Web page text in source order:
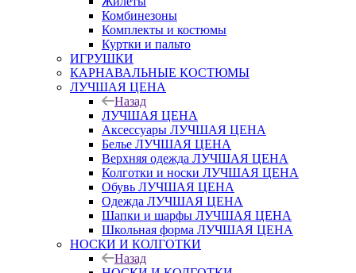
Комбинезоны
Комплекты и костюмы
Куртки и пальто
ИГРУШКИ
КАРНАВАЛЬНЫЕ КОСТЮМЫ
ЛУЧШАЯ ЦЕНА
Назад
ЛУЧШАЯ ЦЕНА
Аксессуары ЛУЧШАЯ ЦЕНА
Белье ЛУЧШАЯ ЦЕНА
Верхняя одежда ЛУЧШАЯ ЦЕНА
Колготки и носки ЛУЧШАЯ ЦЕНА
Обувь ЛУЧШАЯ ЦЕНА
Одежда ЛУЧШАЯ ЦЕНА
Шапки и шарфы ЛУЧШАЯ ЦЕНА
Школьная форма ЛУЧШАЯ ЦЕНА
НОСКИ И КОЛГОТКИ
Назад